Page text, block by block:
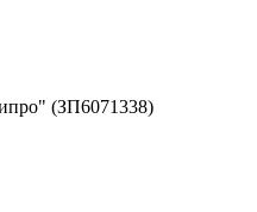
(ЗП6071338)